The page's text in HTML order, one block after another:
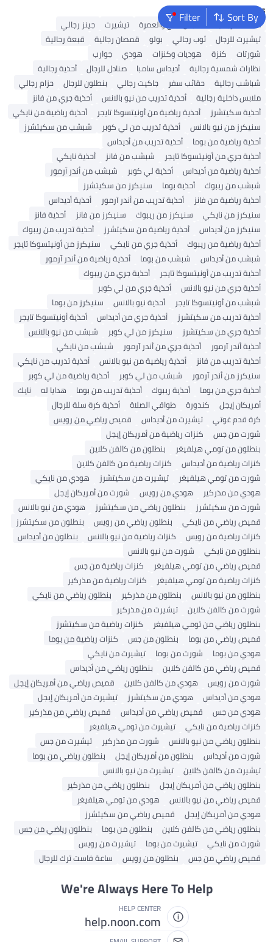
Sort By
FilterPopular Searches
محفظة رجالية ملابس الحج والعمرة تيشيرت
جينز رجالي
تيشيرت للرجال
ثوب رجالي بولو قمصان رجالية
قبعة رجالية
شورتات
كنزة هوديات وكنزات هودي
جوارب
نظارات شمسية رجالية
أديداس سامبا صنادل للرجال
أحذية رجالية
شباشب رجالية
حقائب سفر جاكيت رجالي بنطلون للرجال
حزام رجالي
ملابس داخلية رجالية
أحذية تدريب من نيو بالانس
أحذية جري من فانز
أحذية سكيتشرز
أحذية رياضية من أونيتسوكا تايجر
أحذية رياضية من نايكي
سنيكرز من نيو بالانس
أحذية تدريب من لي كوبر
شبشب من سكيتشرز
أحذية رياضية من بوما
أحذية تدريب من أديداس
أحذية جري من أونيتسوكا تايجر
شبشب من فانز
أحذية نايكي
أحذية رياضية من أديداس
أحذية لي كوبر
شبشب من أندر آرمور
شبشب من ريبوك
أحذية بوما
سنيكرز من سكيتشرز
أحذية رياضية من فانز
أحذية تدريب من أندر آرمور
أحذية أديداس
سنيكرز من نايكي
سنيكرز من ريبوك سنيكرز من فانز
أحذية فانز
سنيكرز من أديداس
أحذية رياضية من سكيتشرز
أحذية تدريب من ريبوك
أحذية رياضية من ريبوك
أحذية جري من نايكي
سنيكرز من أونيتسوكا تايجر
شبشب من أديداس
شبشب من بوما
أحذية رياضية من أندر آرمور
أحذية تدريب من أونيتسوكا تايجر
أحذية جري من ريبوك
أحذية جري من نيو بالانس
أحذية جري من لي كوبر
شبشب من أونيتسوكا تايجر
أحذية نيو بالانس
سنيكرز من بوما
أحذية تدريب من سكيتشرز
أحذية جري من أديداس
أحذية أونيتسوكا تايجر
أحذية جري من سكيتشرز
سنيكرز من لي كوبر
شبشب من نيو بالانس
أحذية أندر آرمور
أحذية جري من أندر آرمور
شبشب من نايكي
أحذية تدريب من فانز
أحذية رياضية من نيو بالانس
أحذية تدريب من نايكي
سنيكرز من أندر آرمور
شبشب من لي كوبر
أحذية رياضية من لي كوبر
أحذية جري من بوما
أحذية ريبوك أحذية تدريب من بوما هدايا له
نايك
أمريكان إيجل
كندورة طواقي الصلاة
أحذية كرة سلة للرجال
كرة قدم غوتي
تيشيرت من أديداس
قميص رياضي من رويس
شورت من جس
كنزات رياضية من أمريكان إيجل
بنطلون من تومي هيلفيغر
بنطلون من كالفن كلاين
كنزات رياضية من أديداس
كنزات رياضية من كالفن كلاين
شورت من تومي هيلفيغر
تيشيرت من سكيتشرز
هودي من نايكي
هودي من مذركير
هودي من رويس
شورت من أمريكان إيجل
شورت من سكيتشرز
بنطلون رياضي من سكيتشرز
هودي من نيو بالانس
قميص رياضي من نايكي
بنطلون رياضي من رويس
بنطلون من سكيتشرز
كنزات رياضية من رويس
كنزات رياضية من نيو بالانس
بنطلون من أديداس
بنطلون من نايكي
شورت من نيو بالانس
قميص رياضي من تومي هيلفيغر
كنزات رياضية من جس
كنزات رياضية من تومي هيلفيغر
كنزات رياضية من مذركير
بنطلون من نيو بالانس
بنطلون من مذركير
بنطلون رياضي من نايكي
شورت من كالفن كلاين
تيشيرت من مذركير
بنطلون رياضي من تومي هيلفيغر
كنزات رياضية من سكيتشرز
قميص رياضي من بوما
بنطلون من جس
كنزات رياضية من بوما
هودي من بوما
شورت من بوما
تيشيرت من نايكي
قميص رياضي من كالفن كلاين
بنطلون رياضي من أديداس
شورت من رويس
هودي من كالفن كلاين
قميص رياضي من أمريكان إيجل
هودي من أديداس
هودي من سكيتشرز
تيشيرت من أمريكان إيجل
هودي من جس
قميص رياضي من أديداس
قميص رياضي من مذركير
كنزات رياضية من نايكي
تيشيرت من تومي هيلفيغر
بنطلون رياضي من نيو بالانس
شورت من مذركير
تيشيرت من جس
شورت من أديداس
بنطلون من أمريكان إيجل
بنطلون رياضي من بوما
تيشيرت من كالفن كلاين
تيشيرت من نيو بالانس
بنطلون رياضي من أمريكان إيجل
بنطلون رياضي من مذركير
قميص رياضي من نيو بالانس
هودي من تومي هيلفيغر
هودي من أمريكان إيجل
قميص رياضي من سكيتشرز
بنطلون رياضي من كالفن كلاين
بنطلون من بوما
بنطلون رياضي من جس
شورت من نايكي
تيشيرت من بوما
تيشيرت من رويس
قميص رياضي من جس
بنطلون من رويس ساعة فاست ترك للرجال
We're Always Here To Help
HELP CENTER
help.noon.com